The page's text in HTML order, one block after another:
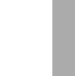
exclusief
over de
kunt u
De